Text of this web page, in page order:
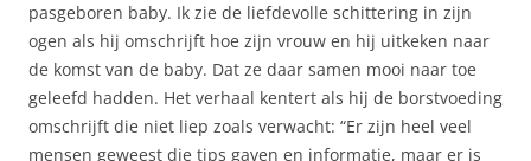
pasgeboren baby. Ik zie de liefdevolle schittering in zijn
ogen als hij omschrijft hoe zijn vrouw en hij uitkeken naar
de komst van de baby. Dat ze daar samen mooi naar toe
geleefd hadden. Het verhaal kentert als hij de borstvoeding
omschrijft die niet liep zoals verwacht: “Er zijn heel veel
mensen geweest die tips gaven en informatie, maar er is